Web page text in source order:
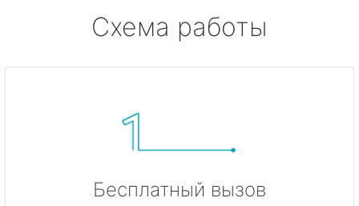
Схема работы
Бесплатный вызов